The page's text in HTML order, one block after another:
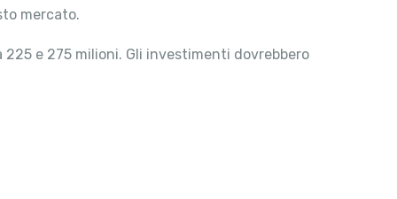
mercato.
e 275 milioni. Gli investimenti dovrebbero